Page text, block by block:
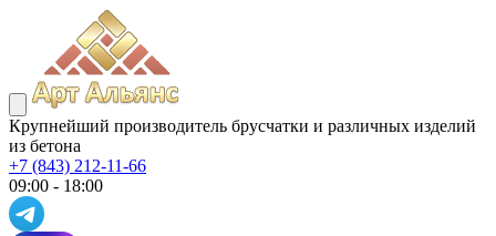
Крупнейший производитель брусчатки и различных изделий
из бетона
+7 (843) 212-11-66
09:00 - 18:00